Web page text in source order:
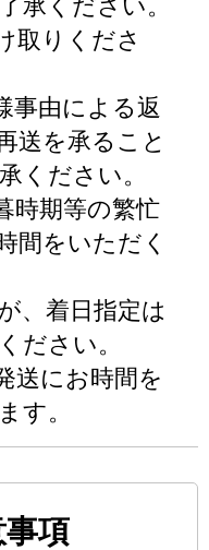
承ください。
取りくださ
事由による返
送を承ること
ください。
時期等の繁忙
間をいただく
、着日指定は
ださい。
送にお時間を
す。
項